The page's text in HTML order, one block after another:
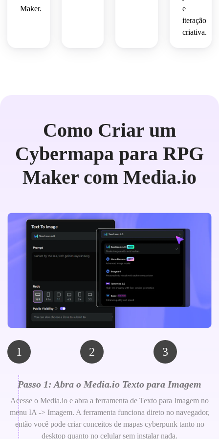
Maker.
e
iteração
criativa.
Como Criar um
Cybermapa para RPG
Maker com Media.io
1 2 3
Passo 1: Abra o Media.io Texto para Imagem
Acesse o Media.io e abra a ferramenta de Texto para Imagem no
menu IA -> Imagem. A ferramenta funciona direto no navegador,
então você pode criar conceitos de mapas cyberpunk tanto no
desktop quanto no celular sem instalar nada.